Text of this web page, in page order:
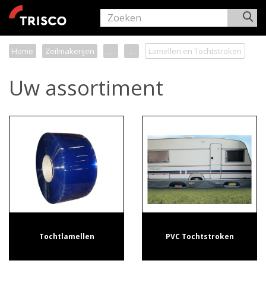
Home Zeilmakerijen . . . . . . Lamellen en Tochtstroken
Uw assortiment
Tochtlamellen PVC Tochtstroken